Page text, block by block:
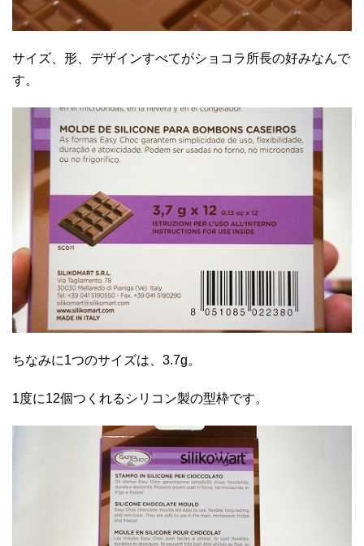
サイズ、形、デザインすべてがショコラ所長の好みなんで
す。
ちなみに1つのサイズは、3.7g。
1度に12個つくれるシリコン製の型枠です。